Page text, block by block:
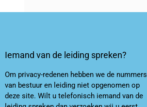
Iemand van de leiding spreken?
Om privacy-redenen hebben we de nummers
van bestuur en leiding niet opgenomen op
deze site. Wilt u telefonisch iemand van de